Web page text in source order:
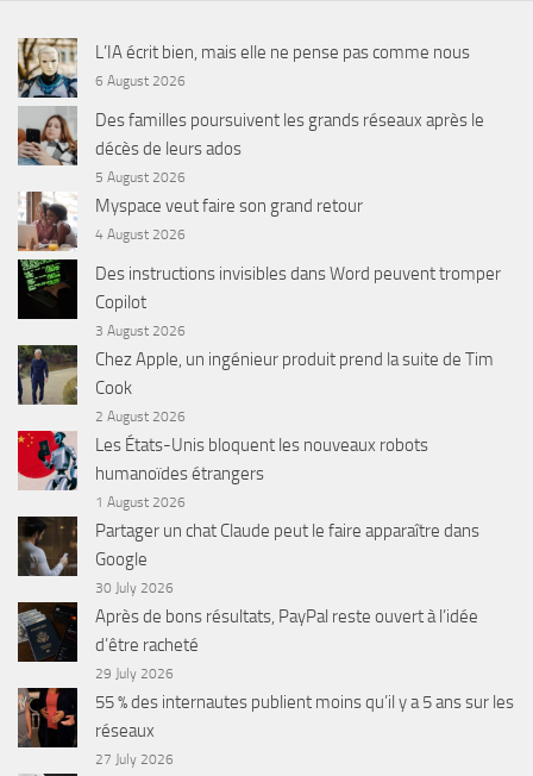
L’IA écrit bien, mais elle ne pense pas comme nous
6 August 2026
Des familles poursuivent les grands réseaux après le
décès de leurs ados
5 August 2026
Myspace veut faire son grand retour
4 August 2026
Des instructions invisibles dans Word peuvent tromper
Copilot
3 August 2026
Chez Apple, un ingénieur produit prend la suite de Tim
Cook
2 August 2026
Les États-Unis bloquent les nouveaux robots
humanoïdes étrangers
1 August 2026
Partager un chat Claude peut le faire apparaître dans
Google
30 July 2026
Après de bons résultats, PayPal reste ouvert à l’idée
d’être racheté
29 July 2026
55 % des internautes publient moins qu’il y a 5 ans sur les
réseaux
27 July 2026